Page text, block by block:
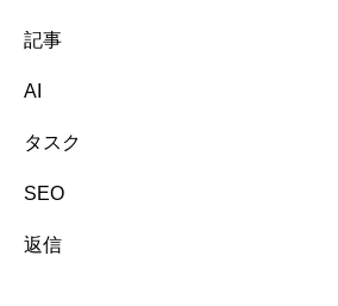
記事
AI
タスク
SEO
返信